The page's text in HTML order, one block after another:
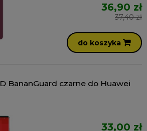
36,90 zł
37,40 zł
do koszyka
BananGuard czarne do Huawei
33,00 zł